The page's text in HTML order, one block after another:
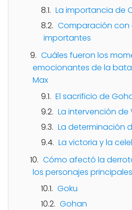
La importancia de
Comparación con
importantes
Cuáles fueron los
emocionantes de la
Max
El sacrificio de
La intervención de
La determinación
La victoria y la
Cómo afectó la
los personajes
Goku
Gohan